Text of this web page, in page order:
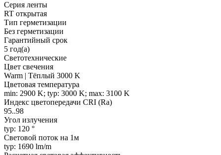
Серия ленты
RT открытая
Тип герметизации
Без герметизации
Гарантийный срок
5 год(а)
Светотехнические
Цвет свечения
Warm | Тёплый 3000 K
Цветовая температура
min: 2900 K; typ: 3000 K; max: 3100 K
Индекс цветопередачи CRI (Ra)
95..98
Угол излучения
typ: 120 °
Световой поток на 1м
typ: 1690 lm/m